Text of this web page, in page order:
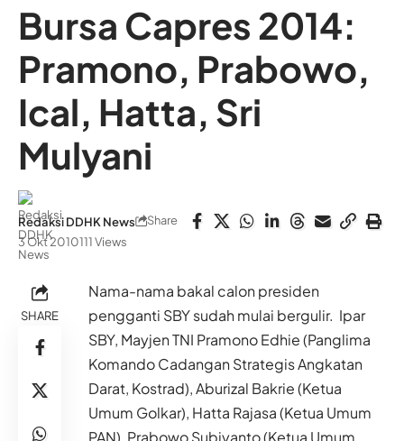
Bursa Capres 2014:
Pramono, Prabowo,
Ical, Hatta, Sri
Mulyani
Redaksi DDHK News
3 Okt 2010111 Views
Share
SHARE
Nama-nama bakal calon presiden
pengganti SBY sudah mulai bergulir. Ipar
SBY, Mayjen TNI Pramono Edhie (Panglima
Komando Cadangan Strategis Angkatan
Darat, Kostrad), Aburizal Bakrie (Ketua
Umum Golkar), Hatta Rajasa (Ketua Umum
PAN), Prabowo Subiyanto (Ketua Umum